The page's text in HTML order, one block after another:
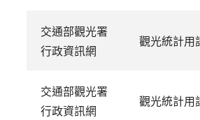
交通部觀光署
行政資訊網
觀光統計用
交通部觀光署
行政資訊網
觀光統計用